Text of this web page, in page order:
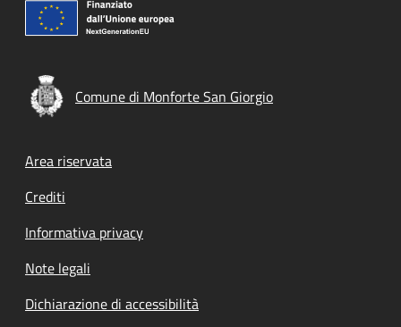
Comune di Monforte San Giorgio
Footer menu
Area riservata
Crediti
Informativa privacy
Note legali
Dichiarazione di accessibilità